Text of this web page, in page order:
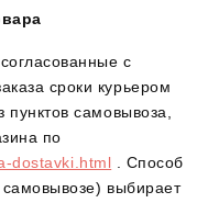
с
сроки курьером
самовывоза,
по
dostavki.html . Способ
самовывозе) выбирает